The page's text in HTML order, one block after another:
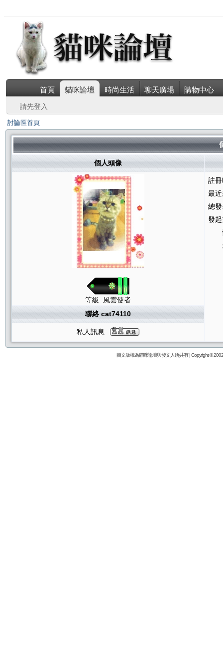
首頁 貓咪論壇 時尚生活 聊天廣場 購物中心
請先登入
討論區首頁
個人頭像
等級: 風雲使者
註
最
總
發
聯絡 cat74110
私人訊息:
圖文版權為貓咪論壇與發文人所共有 | Copyright ©